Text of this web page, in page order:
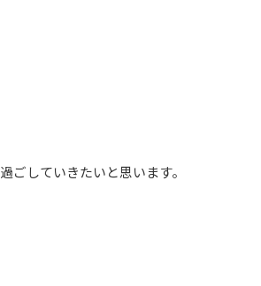
していきたいと思います。